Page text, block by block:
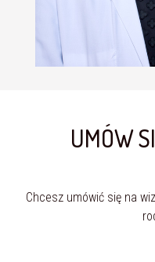
UMÓW
Chcesz umówić się na